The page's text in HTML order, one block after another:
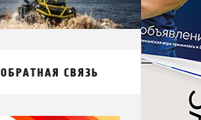
ОБРАТНАЯ СВЯЗЬ